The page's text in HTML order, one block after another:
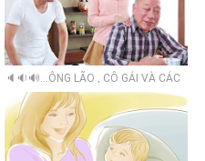
🔈🔉🔊...ÔNG LÃO , CÔ GÁI VÀ CÁC
KHÁI NIỆM MARKETING